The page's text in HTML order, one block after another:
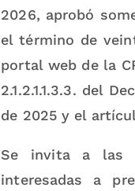
2026, aprobó
el término de
portal web de la
2.1.2.1.1.3.3. del
de 2025 y el
Se invita a las
interesadas a